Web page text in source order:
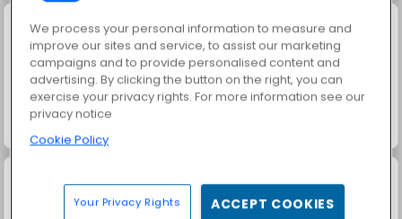
Farm Merge Valley
We process your personal information to measure and
improve our sites and service, to assist our marketing
campaigns and to provide personalised content and
advertising. By clicking the button on the right, you can
exercise your privacy rights. For more information see our
privacy notice
Cookie Policy
Your Privacy Rights ACCEPT COOKIES